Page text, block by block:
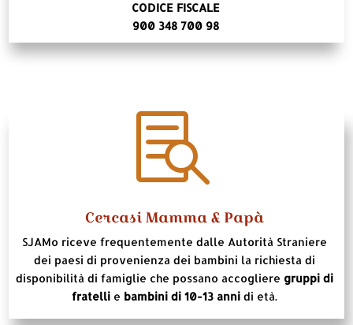
CODICE FISCALE
900 348 700 98

Cercasi Mamma & Papà
SJAMo riceve frequentemente dalle Autorità Straniere
dei paesi di provenienza dei bambini la richiesta di
disponibilità di famiglie che possano accogliere gruppi di
fratellie bambini di 10-13 annidi età.